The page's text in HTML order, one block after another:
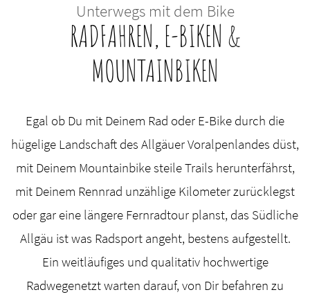
Unterwegs mit dem Bike
RADFAHREN, E-BIKEN &
MOUNTAINBIKEN
Egal ob Du mit Deinem Rad oder E-Bike durch die
hügelige Landschaft des Allgäuer Voralpenlandes düst,
mit Deinem Mountainbike steile Trails herunterfährst,
mit Deinem Rennrad unzählige Kilometer zurücklegst
oder gar eine längere Fernradtour planst, das Südliche
Allgäu ist was Radsport angeht, bestens aufgestellt.
Ein weitläufiges und qualitativ hochwertige
Radwegenetzt warten darauf, von Dir befahren zu